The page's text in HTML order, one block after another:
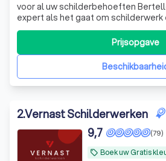
voor al uw schilderbehoeften
expert als het gaat om schilderwerk
bieden professionele diensten die
Prijsopgave
2.Vernast Schilderwerken
local_offer Boek uw Gratis
(79)
9,7